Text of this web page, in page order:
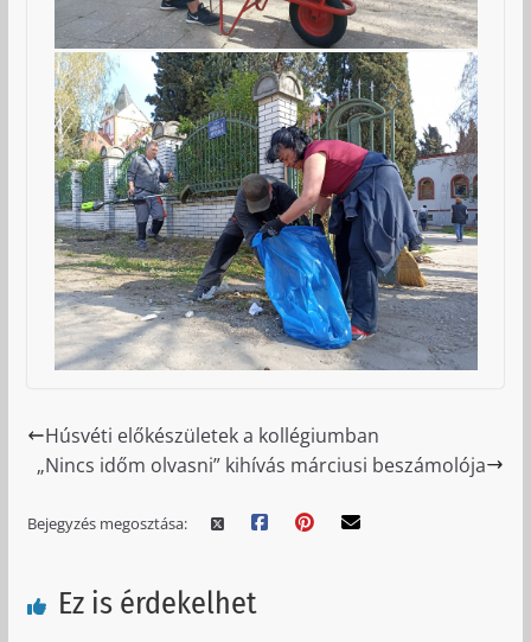
Húsvéti előkészületek a kollégiumban
„Nincs időm olvasni” kihívás márciusi beszámolója
Bejegyzés megosztása:
Ez is érdekelhet